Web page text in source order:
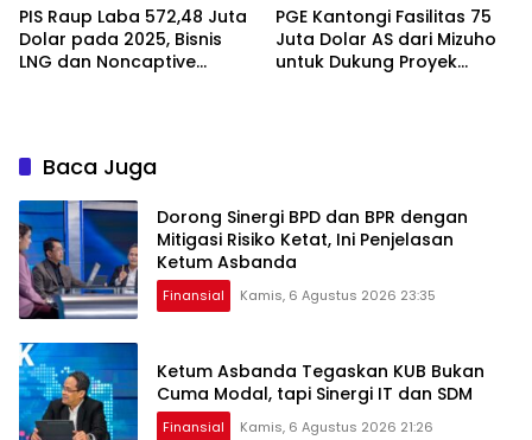
PIS Raup Laba 572,48 Juta
Dolar pada 2025, Bisnis
LNG dan Noncaptive
PGE Kantongi Fasilitas 75
Juta Dolar AS dari Mizuho
untuk Dukung Proyek
Baca Juga
Dorong Sinergi BPD dan BPR dengan
Mitigasi Risiko Ketat, Ini Penjelasan
Ketum Asbanda
Finansial Kamis, 6 Agustus 2026 23:35
Ketum Asbanda Tegaskan KUB Bukan
Cuma Modal, tapi Sinergi IT dan SDM
Finansial Kamis, 6 Agustus 2026 21:26